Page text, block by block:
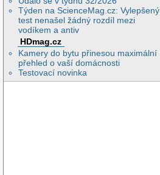
Týden na ScienceMag.cz: Vylepšený
test nenašel žádný rozdíl mezi
vodíkem a antiv
HDmag.cz
Kamery do bytu přinesou maximální
přehled o vaší domácnosti
Testovací novinka